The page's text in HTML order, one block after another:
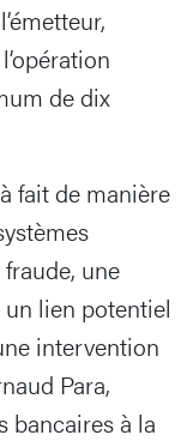
de dix
fait de manière
une
lien potentiel
intervention
Para,
bancaires à la